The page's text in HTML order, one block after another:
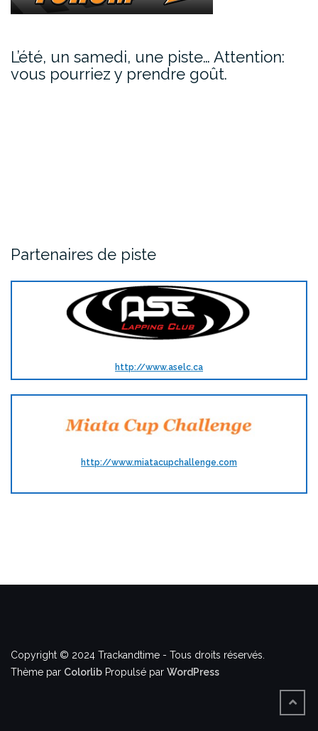
L’été, un samedi, une piste… Attention:
vous pourriez y prendre goût.
Partenaires de piste
http://www.aselc.ca
http://www.miatacupchallenge.com
Copyright © 2024 Trackandtime - Tous droits réservés.
Thème par Colorlib Propulsé par WordPress